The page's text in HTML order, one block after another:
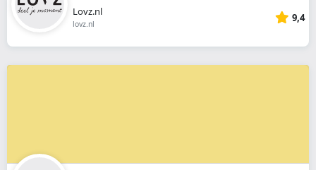
Lovz.nl
lovz.nl 9,4